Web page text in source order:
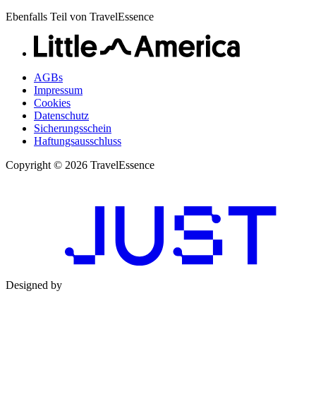
Ebenfalls Teil von TravelEssence
AGBs
Impressum
Cookies
Datenschutz
Sicherungsschein
Haftungsausschluss
Copyright © 2026 TravelEssence
Designed by